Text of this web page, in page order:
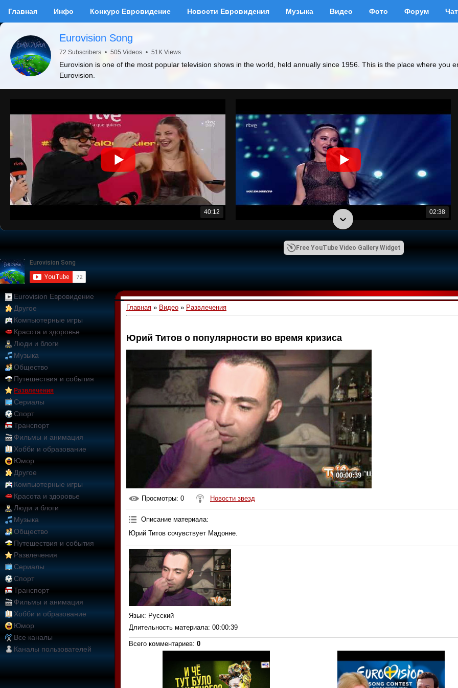
Главная Инфо Конкурс Евровидение Новости Евровидения Музыка Видео Фото Форум Чат
Eurovision Song
72 Subscribers • 505 Videos • 51K Views
Eurovision is one of the most popular television shows in the world, held annually since 1956. This is the place where you
Eurovision.
40:12 02:38
Free YouTube Video Gallery Widget
Eurovision Евровидение
Другое
Компьютерные игры
Красота и здоровье
Люди и блоги
Музыка
Общество
Путешествия и события
Развлечения
Сериалы
Спорт
Транспорт
Фильмы и анимация
Хобби и образование
Юмор
Другое
Компьютерные игры
Красота и здоровье
Люди и блоги
Музыка
Общество
Путешествия и события
Развлечения
Сериалы
Спорт
Транспорт
Фильмы и анимация
Хобби и образование
Юмор
Все каналы
Каналы пользователей
Главная » Видео » Развлечения
Юрий Титов о популярности во время кризиса
00:00:39
Просмотры: 0 Новости звезд
Описание материала:
Юрий Титов сочувствует Мадонне.
Язык: Русский
Длительность материала: 00:00:39
Всего комментариев: 0